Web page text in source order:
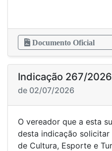
Documento Oficial
Indicação 267/2026
de 02/07/2026
O vereador que a esta
desta indicação solicitar
de Cultura, Esporte e